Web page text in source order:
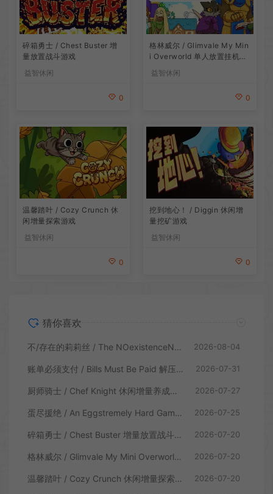
碎箱勇士 / Chest Buster 增
量放置战斗游戏
益智休闲
0
格林威尔 / Glimvale My Min
i Overworld 单人放置挂机城
益智休闲
0
温馨踏叶 / Cozy Crunch 休
闲增量探索游戏
益智休闲
0
挖到地心！ / Diggin 休闲增
量挖矿游戏
益智休闲
0
猜你喜欢
不/存在的莉莉丝 / The NOexistenceN of Lilith 动态形象桌面互动游戏 2026-08-04
账单必须支付 / Bills Must Be Paid 解压增量肉鸽休闲游戏 2026-07-31
厨师骑士 / Chef Knight 休闲增量养成游戏 2026-07-27
蛋尽援绝 / An Eggstremely Hard Game 休闲合作闯关游戏 2026-07-25
碎箱勇士 / Chest Buster 增量放置战斗游戏 2026-07-20
格林威尔 / Glimvale My Mini Overworld 单人放置挂机城市建造游戏 2026-07-20
温馨踏叶 / Cozy Crunch 休闲增量探索游戏 2026-07-20